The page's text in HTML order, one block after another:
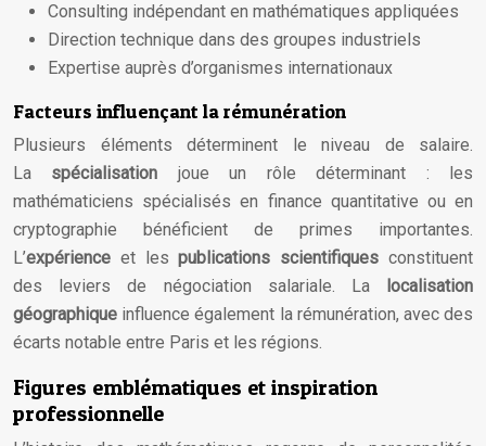
Consulting indépendant en mathématiques appliquées
Direction technique dans des groupes industriels
Expertise auprès d’organismes internationaux
Facteurs influençant la rémunération
Plusieurs éléments déterminent le niveau de salaire.
La spécialisation joue un rôle déterminant : les
mathématiciens spécialisés en finance quantitative ou en
cryptographie bénéficient de primes importantes.
L’expérience et lespublications scientifiques constituent
des leviers de négociation salariale. La
localisation
géographique influence également la rémunération, avec des
écarts notable entre Paris et les régions.
Figures emblématiques et inspiration
professionnelle